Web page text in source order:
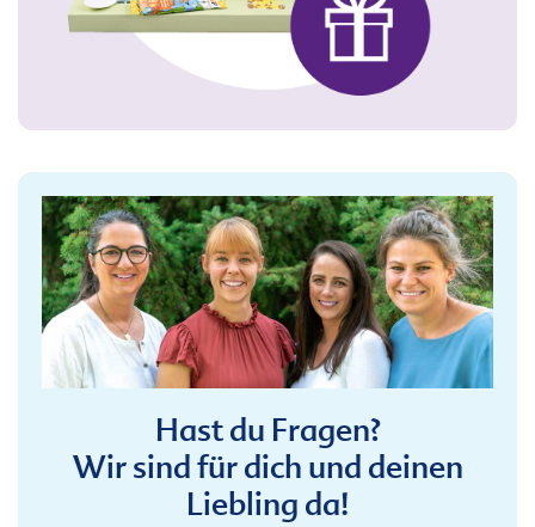
Hast du Fragen?
Wir sind für dich und deinen
Liebling da!